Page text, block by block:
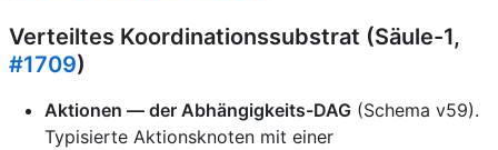
Verteiltes Koordinationssubstrat (Säule-1,
#1709)
Aktionen — der Abhängigkeits-DAG (Schema v59).
Typisierte Aktionsknoten mit einer